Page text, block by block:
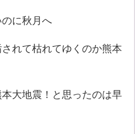
に秋月へ
れて枯れてゆくのか熊本
大地震！と思ったのは早